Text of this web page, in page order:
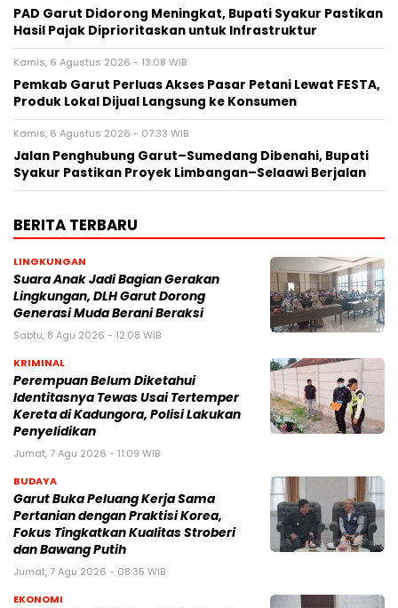
PAD Garut Didorong Meningkat, Bupati Syakur Pastikan
Hasil Pajak Diprioritaskan untuk Infrastruktur
Kamis, 6 Agustus 2026 - 13:08 WIB
Pemkab Garut Perluas Akses Pasar Petani Lewat FESTA,
Produk Lokal Dijual Langsung ke Konsumen
Kamis, 6 Agustus 2026 - 07:33 WIB
Jalan Penghubung Garut–Sumedang Dibenahi, Bupati
Syakur Pastikan Proyek Limbangan–Selaawi Berjalan
BERITA TERBARU
LINGKUNGAN
Suara Anak Jadi Bagian Gerakan
Lingkungan, DLH Garut Dorong
Generasi Muda Berani Beraksi
Sabtu, 8 Agu 2026 - 12:08 WIB
KRIMINAL
Perempuan Belum Diketahui
Identitasnya Tewas Usai Tertemper
Kereta di Kadungora, Polisi Lakukan
Penyelidikan
Jumat, 7 Agu 2026 - 11:09 WIB
BUDAYA
Garut Buka Peluang Kerja Sama
Pertanian dengan Praktisi Korea,
Fokus Tingkatkan Kualitas Stroberi
dan Bawang Putih
Jumat, 7 Agu 2026 - 08:35 WIB
EKONOMI